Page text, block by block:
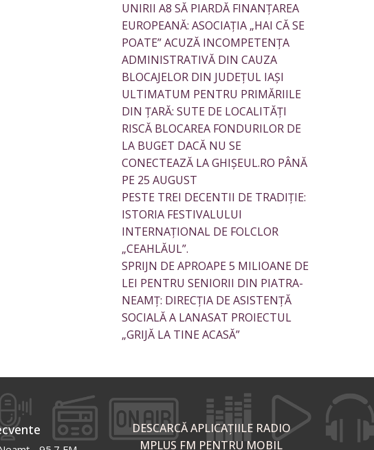
UNIRII A8 SĂ PIARDĂ FINANȚAREA
EUROPEANĂ: ASOCIAȚIA „HAI CĂ SE
POATE” ACUZĂ INCOMPETENȚA
ADMINISTRATIVĂ DIN CAUZA
BLOCAJELOR DIN JUDEȚUL IAȘI
ULTIMATUM PENTRU PRIMĂRIILE
DIN ȚARĂ: SUTE DE LOCALITĂȚI
RISCĂ BLOCAREA FONDURILOR DE
LA BUGET DACĂ NU SE
CONECTEAZĂ LA GHIȘEUL.RO PÂNĂ
PE 25 AUGUST
PESTE TREI DECENTII DE TRADIȚIE:
ISTORIA FESTIVALULUI
INTERNAȚIONAL DE FOLCLOR
„CEAHLĂUL”.
SPRIJN DE APROAPE 5 MILIOANE DE
LEI PENTRU SENIORII DIN PIATRA-
NEAMȚ: DIRECȚIA DE ASISTENȚĂ
SOCIALĂ A LANASAT PROIECTUL
„GRIJĂ LA TINE ACASĂ”
DESCARCĂ APLICAȚIILE RADIO
MPLUS FM PENTRU MOBIL